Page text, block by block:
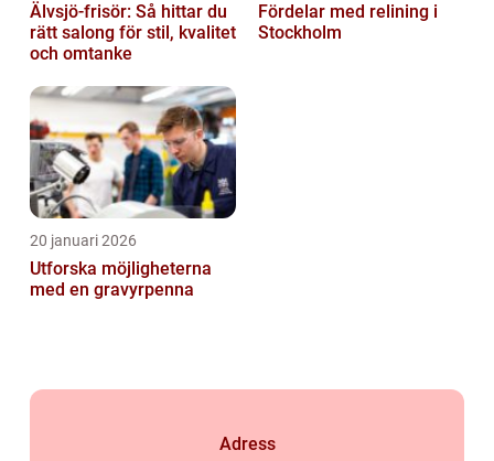
Älvsjö-frisör: Så hittar du
rätt salong för stil, kvalitet
och omtanke
Fördelar med relining i
Stockholm
20 januari 2026
Utforska möjligheterna
med en gravyrpenna
Adress